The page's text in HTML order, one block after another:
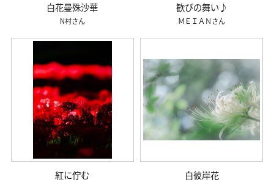
白花曼殊沙華
N村
歓びの舞い♪
ＭＥＩＡＮ
紅に佇む 白彼岸花